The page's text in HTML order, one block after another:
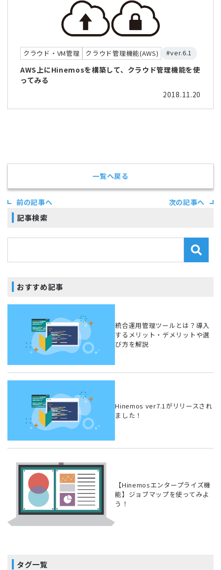
クラウド・VM管理 クラウド管理機能(AWS) #ver.6.1
AWS上にHinemosを構築して、クラウド管理機能を使
ってみる
2018.11.20
前の記事へ
一覧へ戻る
次の記事へ
記事検索
おすすめ記事
統合運用管理ツールとは？導入
するメリット・デメリットや選
び方を解説
Hinemos ver7.1がリリースされ
ました！
【Hinemosエンタープライズ機
能】ジョブマップを使ってみよ
う！
タグ一覧